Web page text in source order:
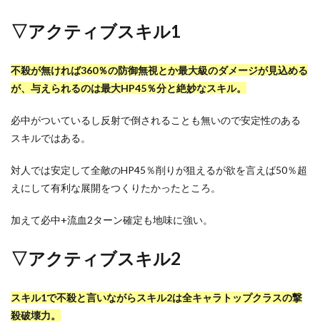
▽アクティブスキル1
不殺が無ければ360％の防御無視とか最大級のダメージが見込める
が、与えられるのは最大HP45％分と絶妙なスキル。
必中がついているし反射で倒されることも無いので安定性のある
スキルではある。
対人では安定して全敵のHP45％削りが狙えるが欲を言えば50％超
えにして有利な展開をつくりたかったところ。
加えて必中+流血2ターン確定も地味に強い。
▽アクティブスキル2
スキル1で不殺と言いながらスキル2は全キャラトップクラスの撃
殺破壊力。